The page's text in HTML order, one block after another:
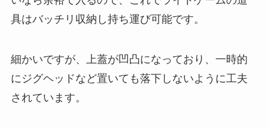
具はバッチリ収納し持ち運び可能です。
細かいですが、上蓋が凹凸になっており、一時的
にジグヘッドなど置いても落下しないように工夫
されています。